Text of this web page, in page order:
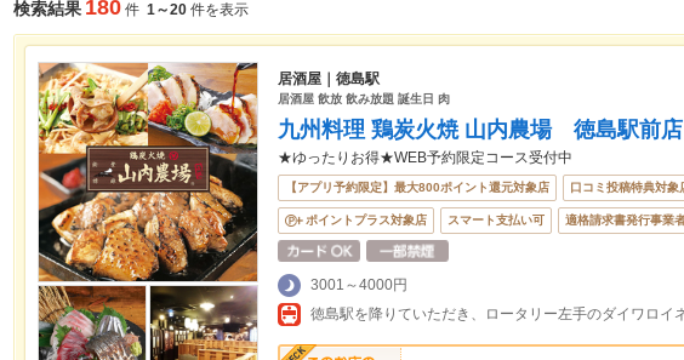
検索結果 180 件 1～20 件を表示
居酒屋｜徳島駅
居酒屋 飲放 飲み放題 誕生日 肉
九州料理 鶏炭火焼 山内農場 徳島駅前店
★ゆったりお得★WEB予約限定コース受付中
【アプリ予約限定】最大800ポイント還元対象店 口コミ投稿特典対象
ポイントプラス対象店 スマート支払い可 適格請求書発行事業
3001～4000円